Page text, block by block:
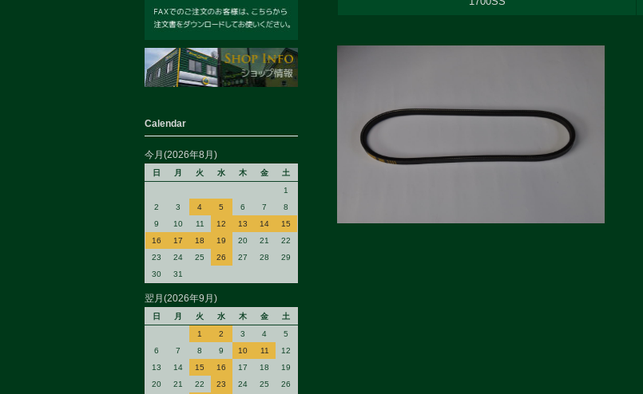
Calendar
今月(2026年8月)
日 月 火 水 木 金
土
1
2
3 4 5 6 7
8
9
10 11 12 13 14
15
16
17 18 19 20 21
22
23
24 25 26 27 28
29
30
31
翌月(2026年9月)
日 月 火 水 木 金
土
1
2 3 4
5
6
7 8 9 10 11
12
13
14 15 16 17 18
19
20
21 22 23 24 25
26